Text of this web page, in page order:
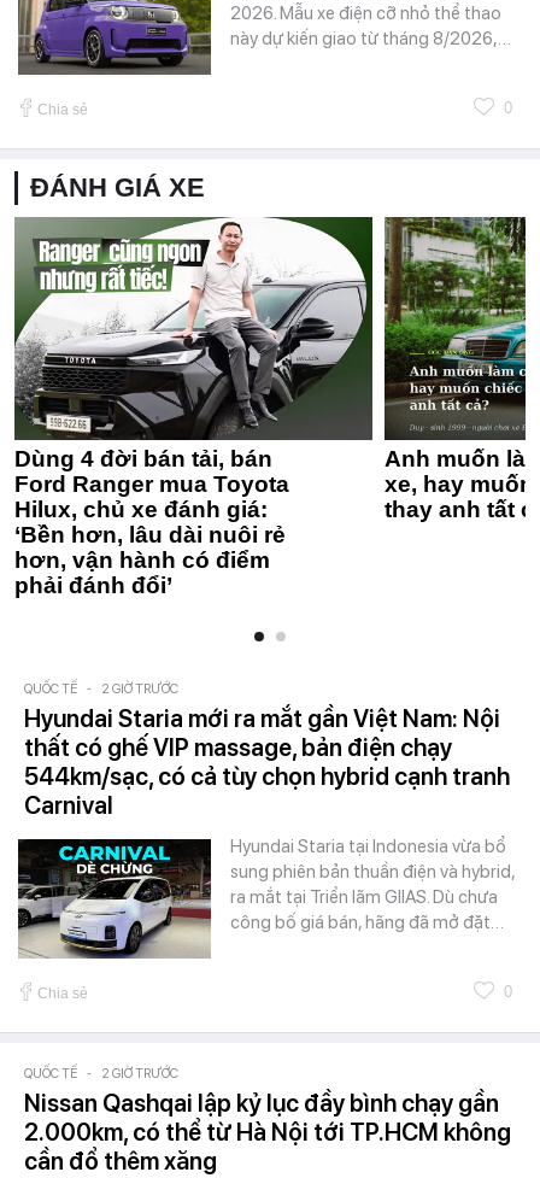
2026. Mẫu xe điện cỡ nhỏ thể thao
này dự kiến giao từ tháng 8/2026,…
Chia sẻ 0
ĐÁNH GIÁ XE
Dùng 4 đời bán tải, bán
Ford Ranger mua Toyota
Hilux, chủ xe đánh giá:
‘Bền hơn, lâu dài nuôi rẻ
hơn, vận hành có điểm
phải đánh đổi’
Anh muốn
xe, hay
thay anh tất
QUỐC TẾ - 2 GIỜ TRƯỚC
Hyundai Staria mới ra mắt gần Việt Nam: Nội
thất có ghế VIP massage, bản điện chạy
544km/sạc, có cả tùy chọn hybrid cạnh tranh
Carnival
Hyundai Staria tại Indonesia vừa bổ
sung phiên bản thuần điện và hybrid,
ra mắt tại Triển lãm GIIAS. Dù chưa
công bố giá bán, hãng đã mở đặt…
Chia sẻ 0
QUỐC TẾ - 2 GIỜ TRƯỚC
Nissan Qashqai lập kỷ lục đầy bình chạy gần
2.000km, có thể từ Hà Nội tới TP.HCM không
cần đổ thêm xăng